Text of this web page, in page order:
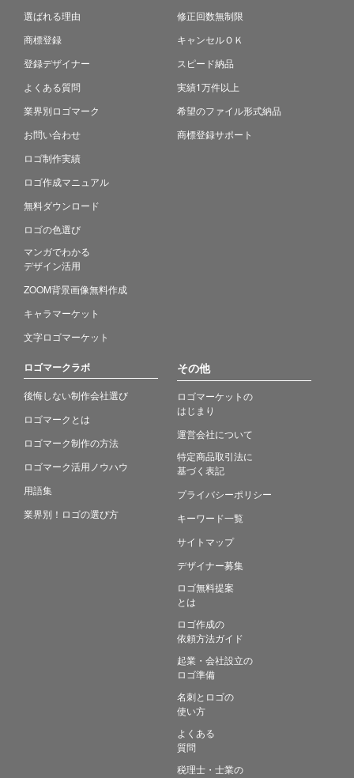
選ばれる理由
商標登録
登録デザイナー
よくある質問
業界別ロゴマーク
お問い合わせ
ロゴ制作実績
ロゴ作成マニュアル
無料ダウンロード
ロゴの色選び
マンガでわかる
デザイン活用
ZOOM背景画像無料作成
キャラマーケット
文字ロゴマーケット
修正回数無制限
キャンセルＯＫ
スピード納品
実績1万件以上
希望のファイル形式納品
商標登録サポート
ロゴマークラボ
後悔しない制作会社選び
ロゴマークとは
ロゴマーク制作の方法
ロゴマーク活用ノウハウ
用語集
業界別！ロゴの選び方
その他
ロゴマーケットの
はじまり
運営会社について
特定商品取引法に
基づく表記
プライバシーポリシー
キーワード一覧
サイトマップ
デザイナー募集
ロゴ無料提案
とは
ロゴ作成の
依頼方法ガイド
起業・会社設立の
ロゴ準備
名刺とロゴの
使い方
よくある
質問
税理士・士業の